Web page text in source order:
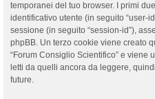
temporanei del tuo browser. I primi
identificativo utente (in seguito “user-
sessione (in seguito “session-id”),
phpBB. Un terzo cookie viene creato
“Forum Consiglio Scientifico” e viene
letti da quelli ancora da leggere,
future.